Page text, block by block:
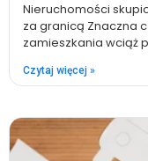
Nieruchomości
za granicą Znaczna
zamieszkania wciąż
Czytaj więcej »